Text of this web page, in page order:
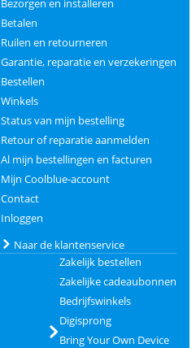
Bezorgen en installeren
Betalen
Ruilen en retourneren
Garantie, reparatie en verzekeringen
Bestellen
Winkels
Status van mijn bestelling
Retour of reparatie aanmelden
Al mijn bestellingen en facturen
Mijn Coolblue-account
Contact
Inloggen
Naar de klantenservice
Zakelijk bestellen
Zakelijke cadeaubonnen
Bedrijfswinkels
Digisprong
Bring Your Own Device